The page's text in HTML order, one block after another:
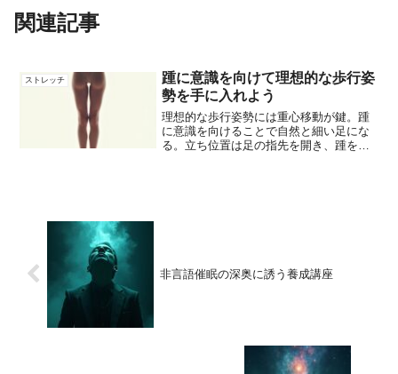
関連記事
ストレッチ
踵に意識を向けて理想的な歩行姿
勢を手に入れよう
理想的な歩行姿勢には重心移動が鍵。踵
に意識を向けることで自然と細い足にな
る。立ち位置は足の指先を開き、踵を引
非言語催眠の深奥に誘う養成講座